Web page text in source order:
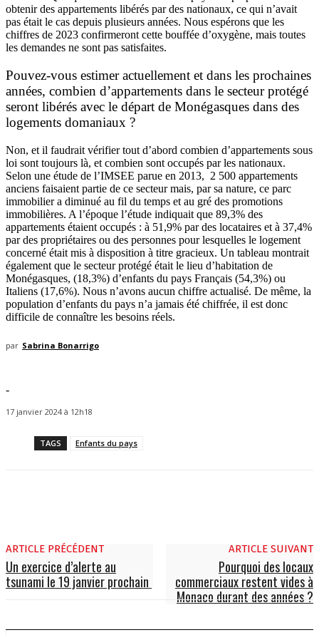
obtenir des appartements libérés par des nationaux, ce qui n’avait
pas était le cas depuis plusieurs années. Nous espérons que les
chiffres de 2023 confirmeront cette bouffée d’oxygène, mais toutes
les demandes ne sont pas satisfaites.
Pouvez-vous estimer actuellement et dans les prochaines
années, combien d’appartements dans le secteur protégé
seront libérés avec le départ de Monégasques dans des
logements domaniaux ?
Non, et il faudrait vérifier tout d’abord combien d’appartements sous
loi sont toujours là, et combien sont occupés par les nationaux.
Selon une étude de l’IMSEE parue en 2013, 2 500 appartements
anciens faisaient partie de ce secteur mais, par sa nature, ce parc
immobilier a diminué au fil du temps et au gré des promotions
immobilières. A l’époque l’étude indiquait que 89,3% des
appartements étaient occupés : à 51,9% par des locataires et à 37,4%
par des propriétaires ou des personnes pour lesquelles le logement
concerné était mis à disposition à titre gracieux. Un tableau montrait
également que le secteur protégé était le lieu d’habitation de
Monégasques, (18,3%) d’enfants du pays Français (54,3%) ou
Italiens (17,6%). Nous n’avons aucun chiffre actualisé. De même, la
population d’enfants du pays n’a jamais été chiffrée, il est donc
difficile de connaître les besoins réels.
par Sabrina Bonarrigo
-
17 janvier 2024 à 12h18
TAGS Enfants du pays
ARTICLE PRÉCÉDENT
Un exercice d’alerte au
tsunami le 19 janvier prochain
ARTICLE SUIVANT
Pourquoi des locaux
commerciaux restent vides à
Monaco durant des années ?